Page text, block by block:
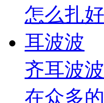
齐耳波
在众多